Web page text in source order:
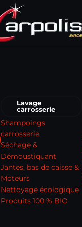
Lavage
carrosserie
Shampoings
carrosserie
Séchage &
Démoustiquant
Jantes, bas de caisse &
Moteurs
Nettoyage écologique
Produits 100 % BIO